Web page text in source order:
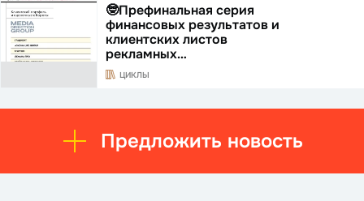
🤓Префинальная серия
финансовых результатов и
клиентских листов
рекламных…
ЦИКЛЫ
Предложить новость